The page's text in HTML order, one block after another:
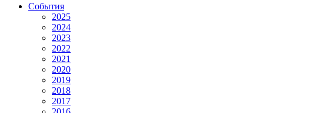
События
2025
2024
2023
2022
2021
2020
2019
2018
2017